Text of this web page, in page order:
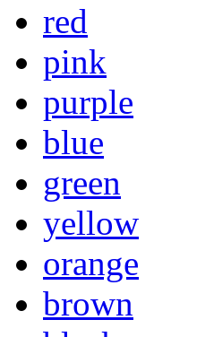
red
pink
purple
blue
green
yellow
orange
brown